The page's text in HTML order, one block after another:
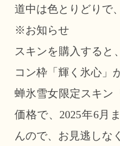
道中は色とりどりで
※お知らせ
スキンを購入すると
コン枠「輝く氷心」
蝉氷雪女限定スキン
価格で、2025年6月
んので、お見逃しな